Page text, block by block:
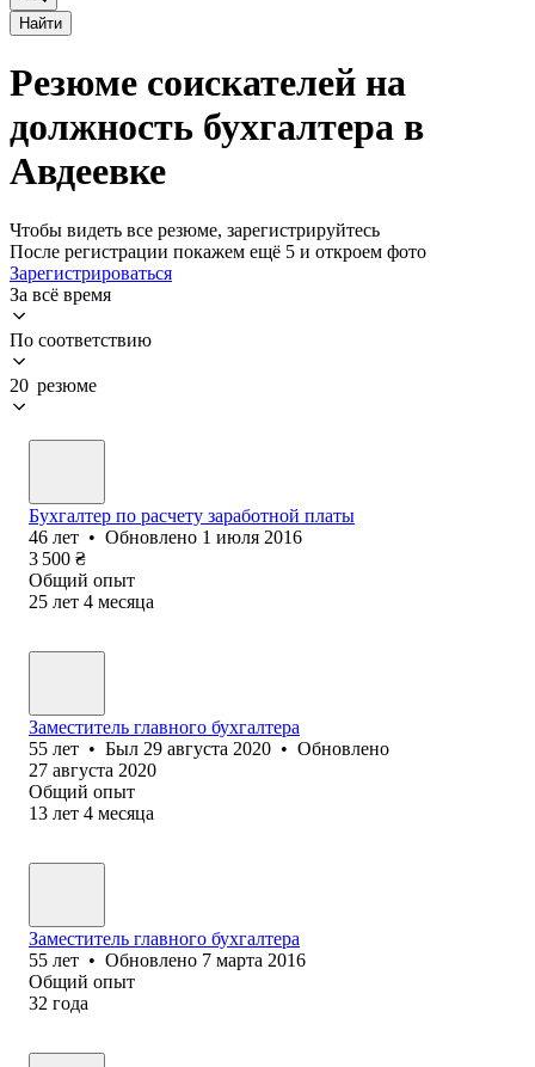
Найти
Резюме соискателей на
должность бухгалтера в
Авдеевке
Чтобы видеть все резюме, зарегистрируйтесь
После регистрации покажем ещё 5 и откроем фото
Зарегистрироваться
За всё время
По соответствию
20 резюме
Бухгалтер по расчету заработной платы
46 лет • Обновлено 1 июля 2016
3 500 ₴
Общий опыт
25 лет 4 месяца
Заместитель главного бухгалтера
55 лет • Был 29 августа 2020 • Обновлено
27 августа 2020
Общий опыт
13 лет 4 месяца
Заместитель главного бухгалтера
55 лет • Обновлено 7 марта 2016
Общий опыт
32 года